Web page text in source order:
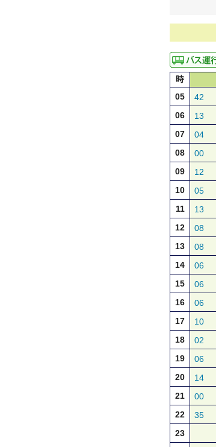
時
05
42
06
13
07
04
08
00
09
12
10
05
11
13
12
08
13
08
14
06
15
06
16
06
17
10
18
02
19
06
20
14
21
00
22
35
23